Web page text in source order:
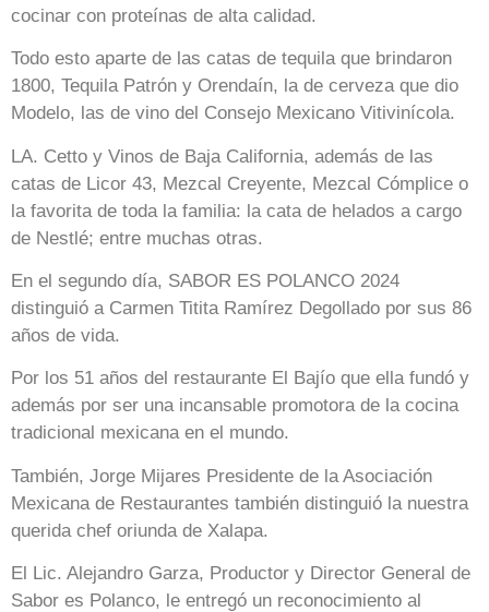
cocinar con proteínas de alta calidad.
Todo esto aparte de las catas de tequila que brindaron
1800, Tequila Patrón y Orendaín, la de cerveza que dio
Modelo, las de vino del Consejo Mexicano Vitivinícola.
LA. Cetto y Vinos de Baja California, además de las
catas de Licor 43, Mezcal Creyente, Mezcal Cómplice o
la favorita de toda la familia: la cata de helados a cargo
de Nestlé; entre muchas otras.
En el segundo día, SABOR ES POLANCO 2024
distinguió a Carmen Titita Ramírez Degollado por sus 86
años de vida.
Por los 51 años del restaurante El Bajío que ella fundó y
además por ser una incansable promotora de la cocina
tradicional mexicana en el mundo.
También, Jorge Mijares Presidente de la Asociación
Mexicana de Restaurantes también distinguió la nuestra
querida chef oriunda de Xalapa.
El Lic. Alejandro Garza, Productor y Director General de
Sabor es Polanco, le entregó un reconocimiento al